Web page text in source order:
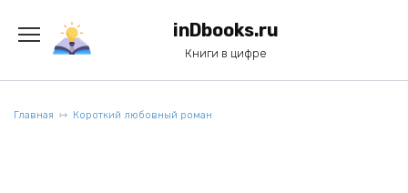
содержанию
inDbooks.ru
Книги в цифре
Главная Короткий любовный роман